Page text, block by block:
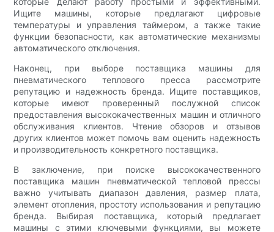
Ищите машины, которые предлагают цифровые
температуры и управления таймером, а также такие
функции безопасности, как автоматические механизмы
автоматического отключения.
Наконец, при выборе поставщика машины для
пневматического теплового пресса рассмотрите
репутацию и надежность бренда. Ищите поставщиков,
которые имеют проверенный послужной список
предоставления высококачественных машин и отличного
обслуживания клиентов. Чтение обзоров и отзывов
других клиентов может помочь вам оценить надежность
и производительность конкретного поставщика.
В заключение, при поиске высококачественного
поставщика машин пневматической тепловой прессы
важно учитывать диапазон давления, размер плата,
элемент отопления, простоту использования и репутацию
бренда. Выбирая поставщика, который предлагает
машины с этими ключевыми функциями, вы можете